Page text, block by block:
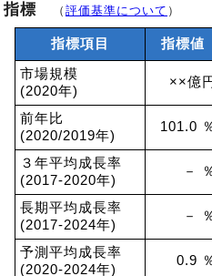
指標 （ 評価基準について ）
指標項目 指標値
市場規模
(2020年)
××億
前年比
(2020/2019年)
101.0
３年平均成長率
(2017-2020年)
－
長期平均成長率
(2017-2024年)
－
予測平均成長率
(2020-2024年)
0.9